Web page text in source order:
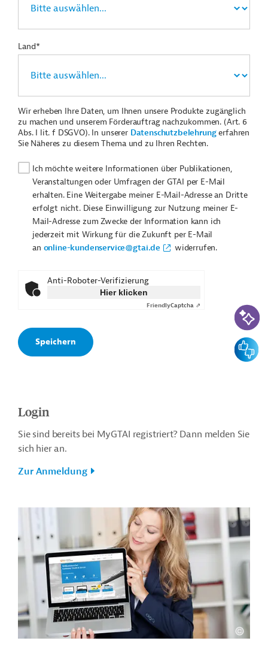
Land*
Wir erheben Ihre Daten, um Ihnen unsere Produkte zugänglich
zu machen und unserem Förderauftrag nachzukommen. (Art. 6
Abs. I lit. f DSGVO). In unserer Datenschutzbelehrungerfahren
Sie Näheres zu diesem Thema und zu Ihren Rechten.
Ich möchte weitere Informationen über Publikationen,
Veranstaltungen oder Umfragen der GTAI per E-Mail
erhalten. Eine Weitergabe meiner E-Mail-Adresse an Dritte
erfolgt nicht. Diese Einwilligung zur Nutzung meiner E-
Mail-Adresse zum Zwecke der Information kann ich
jederzeit mit Wirkung für die Zukunft per E-Mail
an online-kundenservice@gtai.de widerrufen.
Anti-Roboter-Verifizierung
Hier klicken
FriendlyCaptcha ⇗
Login
Sie sind bereits bei MyGTAI registriert? Dann melden Sie
sich hier an.
Zur Anmeldung
KI-